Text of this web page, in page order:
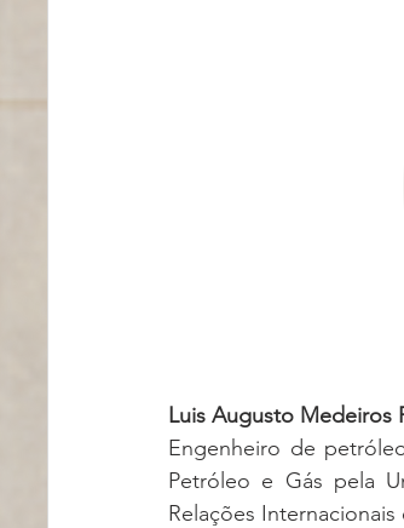
Luis Augusto Medeiros
Engenheiro de
Petróleo e Gás pela
Relações